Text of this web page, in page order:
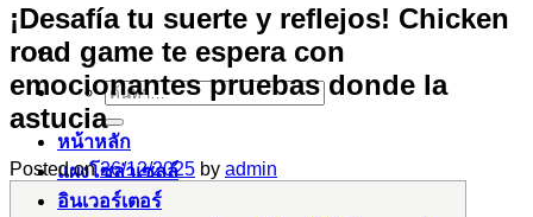
ค้นหา:
หน้าหลัก
แผงโซล่าเซลล์
อินเวอร์เตอร์
¡Desafía tu suerte y reflejos! Chicken
road game te espera con
emocionantes pruebas donde la
astucia
Posted on26/12/2025 by admin